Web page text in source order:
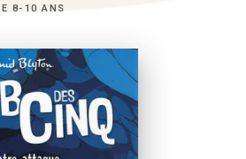
8-10 ANS